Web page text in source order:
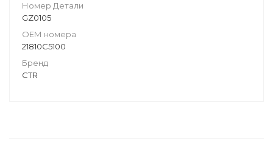
Номер Детали
GZ0105
ОЕМ номера
21810C5100
Бренд
CTR